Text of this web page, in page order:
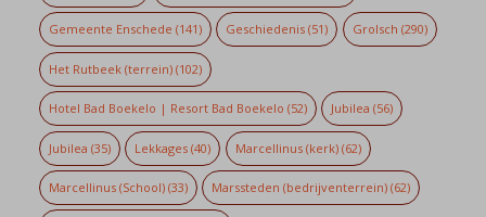
Gemeente Enschede (141) Geschiedenis (51) Grolsch (290)
Het Rutbeek (terrein)(102)
Hotel Bad Boekelo | Resort Bad Boekelo (52) Jubilea (56)
Jubilea (35) Lekkages (40) Marcellinus (kerk)(62)
Marcellinus (School)(33) Marssteden (bedrijventerrein) (62)